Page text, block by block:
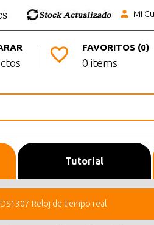
Mi
FAVORITOS (0)
0 items
Tutorial
DS1307 Reloj de tiempo real